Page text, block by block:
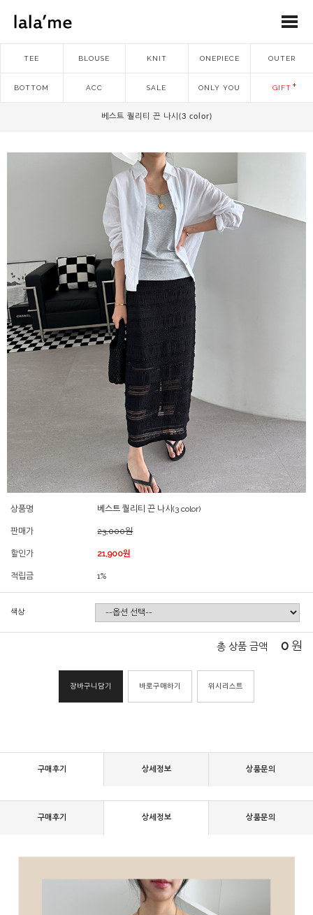
TEE BLOUSE KNIT ONEPIECE OUTER
BOTTOM ACC SALE ONLY YOU GIFT
베스트 퀄리티 끈 나시(3 color)
상품명 베스트 퀄리티 끈 나시(3 color)
판매가 23,000원
할인가 21,900원
적립금 1%
색상
총 상품 금액 0 원
장바구니담기 바로구매하기 위시리스트
구매후기 상세정보 상품문의
구매후기 상세정보 상품문의